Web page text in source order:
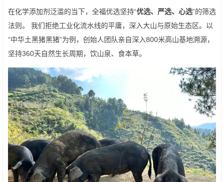
在化学添加剂泛滥的当下，全福优选坚持“优选、严选、心选”的筛选
法则。 我们拒绝工业化流水线的平庸，深入大山与原始生态区。以
“中华土黑猪黑猪”为例，创始人团队亲自深入800米高山基地溯源，
坚持360天自然生长周期，饮山泉、食本草。